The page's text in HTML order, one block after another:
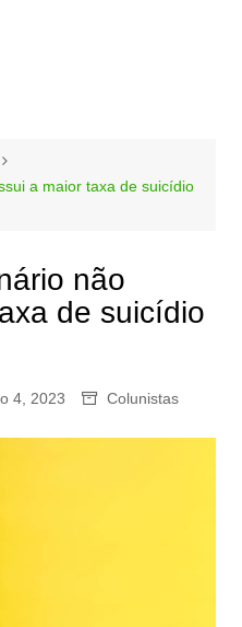
a maior taxa de suicídio
não
de suicídio
4, 2023 Colunistas